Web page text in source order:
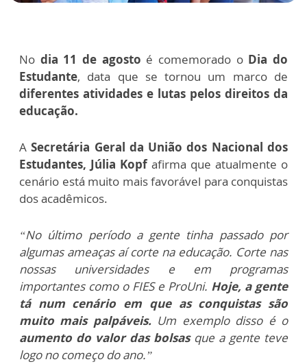
No dia 11 de agosto é comemorado o Dia do
Estudante, data que se tornou um marco de
diferentes atividades e lutas pelos direitos da
educação.
ASecretária Geral da União dos Nacional dos
Estudantes, Júlia Kopf afirma que atualmente o
cenário está muito mais favorável para conquistas
dos acadêmicos.
“No último período a gente tinha passado por
algumas ameaças aí corte na educação. Corte nas
nossas universidades e em programas
importantes como o FIES e ProUni. Hoje, a gente
tá num cenário em que as conquistas são
muito mais palpáveis. Um exemplo disso é o
aumento do valor das bolsasque a gente teve
logo no começo do ano.”